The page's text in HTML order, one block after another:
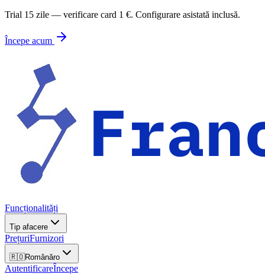
Trial 15 zile — verificare card 1 €. Configurare asistată inclusă.
Începe acum
Funcționalități
Tip afacere
PrețuriFurnizori
🇷🇴Românăro
AutentificareÎncepe